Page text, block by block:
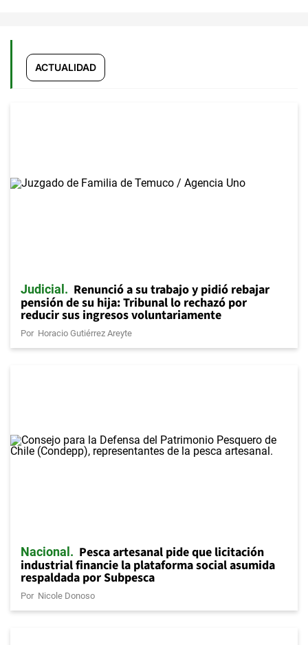
ACTUALIDAD
Judicial Renunció a su trabajo y pidió rebajar
pensión de su hija: Tribunal lo rechazó por
reducir sus ingresos voluntariamente
Por Horacio Gutiérrez Areyte
Nacional Pesca artesanal pide que licitación
industrial financie la plataforma social asumida
respaldada por Subpesca
Por Nicole Donoso